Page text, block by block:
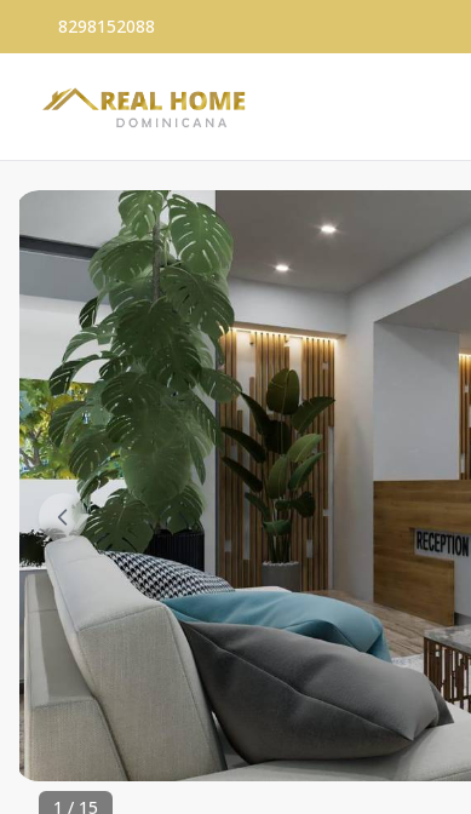
8298152088
1 / 15